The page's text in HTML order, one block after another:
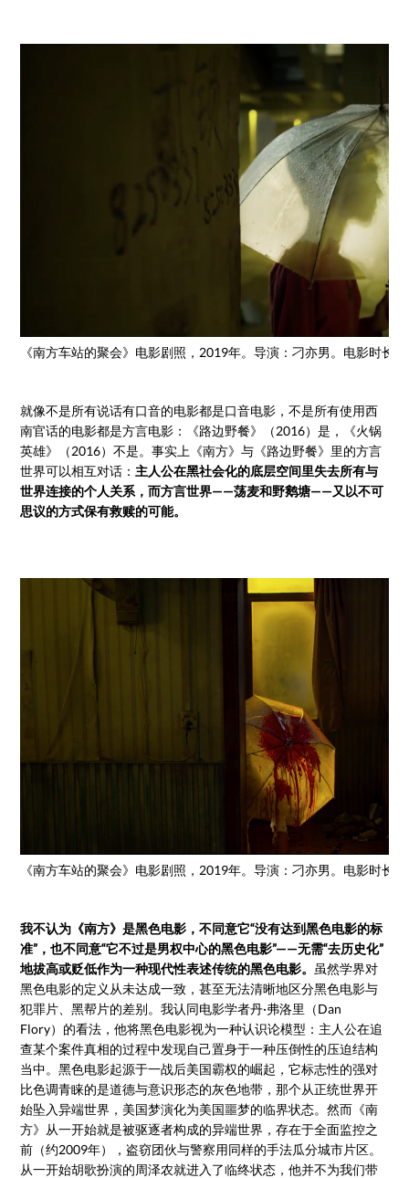
《南方车站的聚会》电影剧照，2019年。导演：刁亦男。电影时长
就像不是所有说话有口音的电影都是口音电影，不是所有使用西
南官话的电影都是方言电影：《路边野餐》（2016）是，《火锅
英雄》（2016）不是。事实上《南方》与《路边野餐》里的方言
世界可以相互对话： 主人公在黑社会化的底层空间里失去所有与
世界连接的个人关系，而方言世界——荡麦和野鹅塘——又以不可
思议的方式保有救赎的可能。
《南方车站的聚会》电影剧照，2019年。导演：刁亦男。电影时长
我不认为《南方》是黑色电影 ，不同意它“没有达到黑色电影的标
准”，也不同意“它不过是男权中心的黑色电影”——无需“去历史化”
地拔高或贬低作为一种现代性表述传统的黑色电影。 虽然学界对
黑色电影的定义从未达成一致，甚至无法清晰地区分黑色电影与
犯罪片、黑帮片的差别。我认同电影学者丹·弗洛里（Dan
Flory）的看法，他将黑色电影视为一种认识论模型：主人公在追
查某个案件真相的过程中发现自己置身于一种压倒性的压迫结构
当中。黑色电影起源于一战后美国霸权的崛起，它标志性的强对
比色调青睐的是道德与意识形态的灰色地带，那个从正统世界开
始坠入异端世界，美国梦演化为美国噩梦的临界状态。然而《南
方》从一开始就是被驱逐者构成的异端世界，存在于全面监控之
前（约2009年），盗窃团伙与警察用同样的手法瓜分城市片区。
从一开始胡歌扮演的周泽农就进入了临终状态，他并不为我们带